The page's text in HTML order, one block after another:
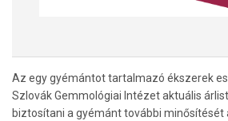
Az egy gyémántot tartalmazó ékszerek
Szlovák Gemmológiai Intézet aktuális
biztosítani a gyémánt további minősítését